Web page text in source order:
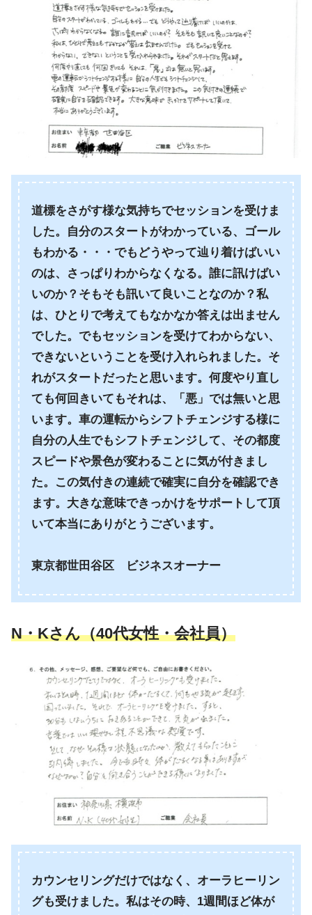
道標をさがす様な気持ちでセッションを受けま
した。自分のスタートがわかっている、ゴール
もわかる・・・でもどうやって辿り着けばいい
のは、さっぱりわからなくなる。誰に訊けばい
いのか？そもそも訊いて良いことなのか？私
は、ひとりで考えてもなかなか答えは出ません
でした。でもセッションを受けてわからない、
できないということを受け入れられました。そ
れがスタートだったと思います。何度やり直し
ても何回きいてもそれは、「悪」では無いと思
います。車の運転からシフトチェンジする様に
自分の人生でもシフトチェンジして、その都度
スピードや景色が変わることに気が付きまし
た。この気付きの連続で確実に自分を確認でき
ます。大きな意味できっかけをサポートして頂
いて本当にありがとうございます。
東京都世田谷区 ビジネスオーナー
N・Kさん（40代女性・会社員）
カウンセリングだけではなく、オーラヒーリン
グも受けました。私はその時、1週間ほど体が